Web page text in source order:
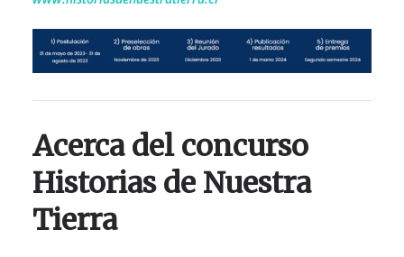
Acerca del concurso
Historias de Nuestra
Tierra